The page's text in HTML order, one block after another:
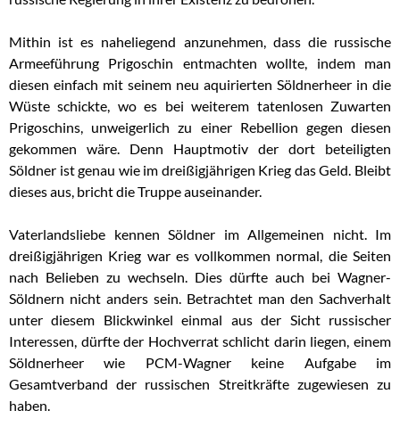
Mithin ist es naheliegend anzunehmen, dass die russische
Armeeführung Prigoschin entmachten wollte, indem man
diesen einfach mit seinem neu aquirierten Söldnerheer in die
Wüste schickte, wo es bei weiterem tatenlosen Zuwarten
Prigoschins, unweigerlich zu einer Rebellion gegen diesen
gekommen wäre. Denn Hauptmotiv der dort beteiligten
Söldner ist genau wie im dreißigjährigen Krieg das Geld. Bleibt
dieses aus, bricht die Truppe auseinander.
Vaterlandsliebe kennen Söldner im Allgemeinen nicht. Im
dreißigjährigen Krieg war es vollkommen normal, die Seiten
nach Belieben zu wechseln. Dies dürfte auch bei Wagner-
Söldnern nicht anders sein. Betrachtet man den Sachverhalt
unter diesem Blickwinkel einmal aus der Sicht russischer
Interessen, dürfte der Hochverrat schlicht darin liegen, einem
Söldnerheer wie PCM-Wagner keine Aufgabe im
Gesamtverband der russischen Streitkräfte zugewiesen zu
haben.